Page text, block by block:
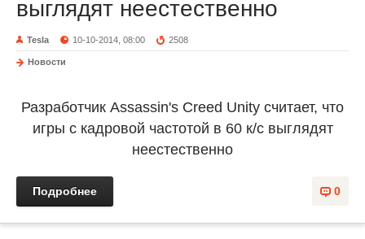
выглядят неестественно
Tesla 10-10-2014, 08:00 2508
Новости
Разработчик Assassin's Creed Unity считает, что
игры с кадровой частотой в 60 к/с выглядят
неестественно
0
Подробнее